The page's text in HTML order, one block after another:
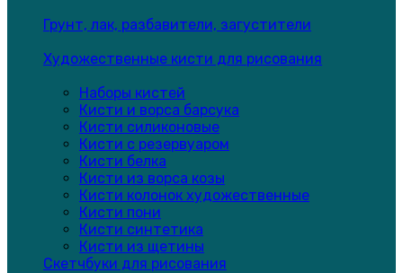
Грунт, лак, разбавители, загустители
Художественные кисти для рисования
Наборы кистей
Кисти и ворса барсука
Кисти силиконовые
Кисти с резервуаром
Кисти белка
Кисти из ворса козы
Кисти колонок художественные
Кисти пони
Кисти синтетика
Кисти из щетины
Скетчбуки для рисования